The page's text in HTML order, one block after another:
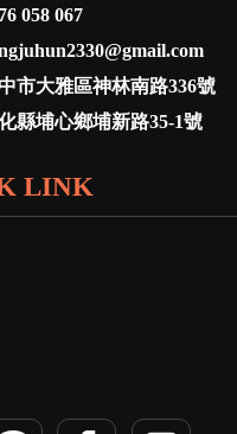
058 067
市大雅區神林南路336號
縣埔心鄉埔新路35-1號
LINK